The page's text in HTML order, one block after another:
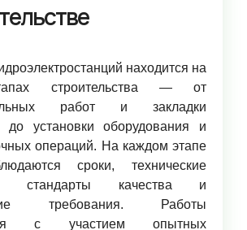
находится на
строительства — от
работ и закладки
до установки оборудования и
операций. На каждом этапе
сроки, технические
стандарты качества и
требования. Работы
с участием опытных